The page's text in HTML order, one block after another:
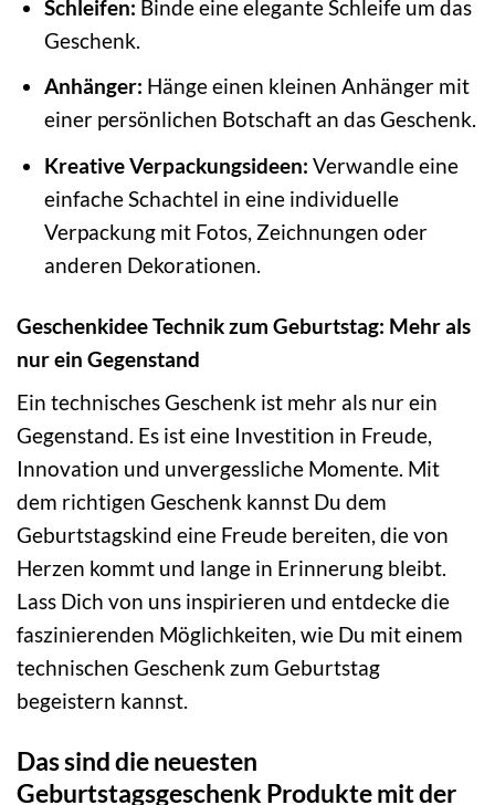
Schleifen: Binde eine elegante Schleife um das
Geschenk.
Anhänger: Hänge einen kleinen Anhänger mit
einer persönlichen Botschaft an das Geschenk.
Kreative Verpackungsideen: Verwandle eine
einfache Schachtel in eine individuelle
Verpackung mit Fotos, Zeichnungen oder
anderen Dekorationen.
Geschenkidee Technik zum Geburtstag: Mehr als
nur ein Gegenstand
Ein technisches Geschenk ist mehr als nur ein
Gegenstand. Es ist eine Investition in Freude,
Innovation und unvergessliche Momente. Mit
dem richtigen Geschenk kannst Du dem
Geburtstagskind eine Freude bereiten, die von
Herzen kommt und lange in Erinnerung bleibt.
Lass Dich von uns inspirieren und entdecke die
faszinierenden Möglichkeiten, wie Du mit einem
technischen Geschenk zum Geburtstag
begeistern kannst.
Das sind die neuesten
Geburtstagsgeschenk Produkte mit der